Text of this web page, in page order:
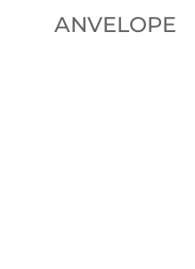
ANVELOPE